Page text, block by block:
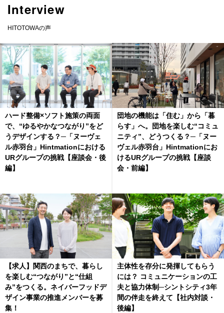
Interview
HITOTOWAの声
ハード整備×ソフト施策の両面
で、“ゆるやかなつながり”をど
うデザインする？─「ヌーヴェ
ル赤羽台」Hintmationにおける
URグループの挑戦【座談会・後
編】
団地の機能は「住む」から「暮
らす」へ。団地を楽しむ“コミュ
ニティ”、どうつくる？─「ヌー
ヴェル赤羽台」Hintmationにお
けるURグループの挑戦【座談
会・前編】
【求人】関西のまちで、暮らし
を楽しむ“つながり”と“仕組
み”をつくる。ネイバーフッドデ
ザイン事業の推進メンバーを募
集！
主体性を存分に発揮してもらう
には？ コミュニケーションの工
夫と協力体制─シントシティ3年
間の伴走を終えて【社内対談・
後編】